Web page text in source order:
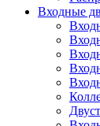
Входные